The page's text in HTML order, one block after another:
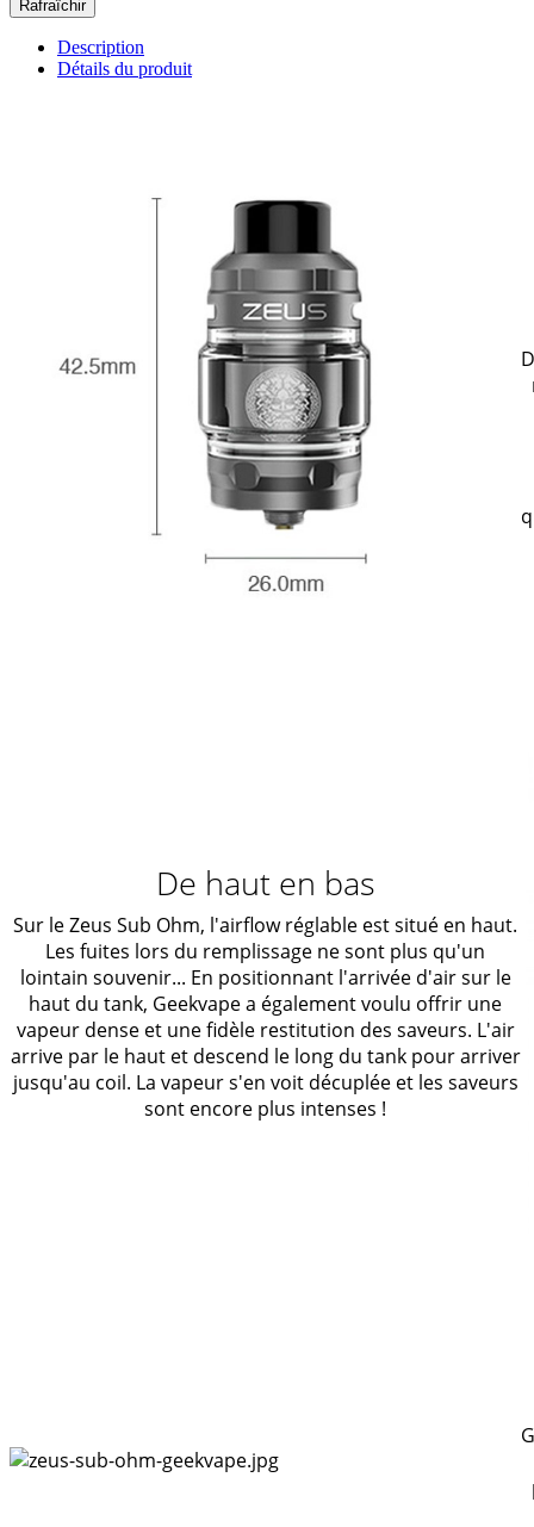
Description
Détails du produit
De haut en bas
Sur le Zeus Sub Ohm, l'airflow réglable est situé en haut.
Les fuites lors du remplissage ne sont plus qu'un
lointain souvenir... En positionnant l'arrivée d'air sur le
haut du tank, Geekvape a également voulu offrir une
vapeur dense et une fidèle restitution des saveurs. L'air
arrive par le haut et descend le long du tank pour arriver
jusqu'au coil. La vapeur s'en voit décuplée et les saveurs
sont encore plus intenses !